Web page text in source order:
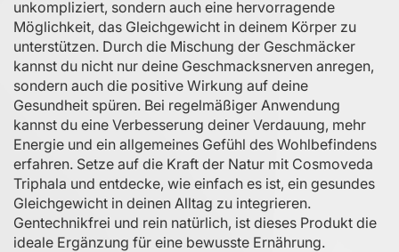
unkompliziert, sondern auch eine hervorragende
Möglichkeit, das Gleichgewicht in deinem Körper zu
unterstützen. Durch die Mischung der Geschmäcker
kannst du nicht nur deine Geschmacksnerven anregen,
sondern auch die positive Wirkung auf deine
Gesundheit spüren. Bei regelmäßiger Anwendung
kannst du eine Verbesserung deiner Verdauung, mehr
Energie und ein allgemeines Gefühl des Wohlbefindens
erfahren. Setze auf die Kraft der Natur mit Cosmoveda
Triphala und entdecke, wie einfach es ist, ein gesundes
Gleichgewicht in deinen Alltag zu integrieren.
Gentechnikfrei und rein natürlich, ist dieses Produkt die
ideale Ergänzung für eine bewusste Ernährung.